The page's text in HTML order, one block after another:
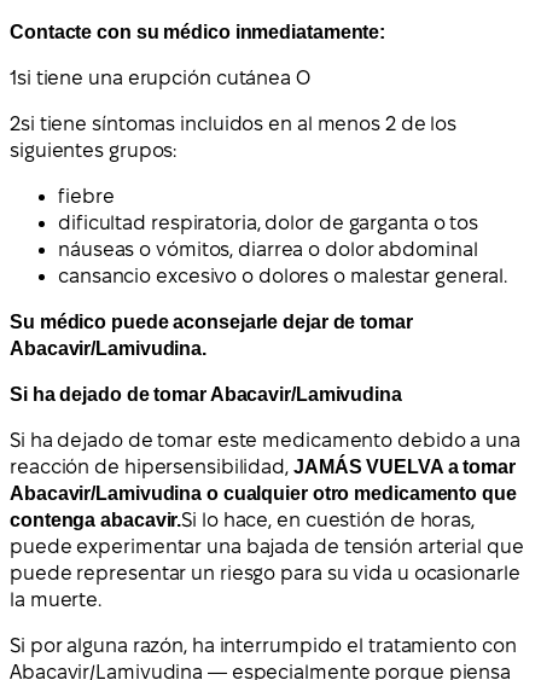
Contacte con su médico inmediatamente:
1si tiene una erupción cutánea O
2si tiene síntomas incluidos en al menos 2 de los
siguientes grupos:
fiebre
dificultad respiratoria, dolor de garganta o tos
náuseas o vómitos, diarrea o dolor abdominal
cansancio excesivo o dolores o malestar general.
Su médico puede aconsejarle dejar de tomar
Abacavir/Lamivudina.
Si ha dejado de tomar Abacavir/Lamivudina
Si ha dejado de tomar este medicamento debido a una
reacción de hipersensibilidad, JAMÁS VUELVA a tomar
Abacavir/Lamivudina o cualquier otro medicamento que
contenga abacavir.Si lo hace, en cuestión de horas,
puede experimentar una bajada de tensión arterial que
puede representar un riesgo para su vida u ocasionarle
la muerte.
Si por alguna razón, ha interrumpido el tratamiento con
Abacavir/Lamivudina — especialmente porque piensa